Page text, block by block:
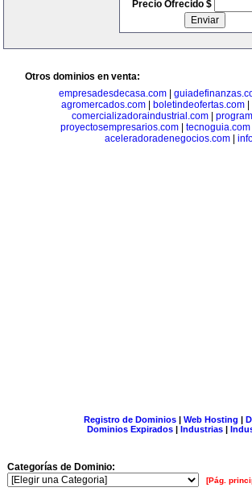
Precio Ofrecido $
Otros dominios en venta:
empresadesdecasa.com|
agromercados.com
boletindeofertas.com
comercializadoraindustrial.com
proyectosempresarios.com
tecnoguia.com
aceleradoradenegocios.com
Registro de Dominios| Web Hosting |
Dominios Expirados | Industrias |
Categorías de Dominio:
[Pág.